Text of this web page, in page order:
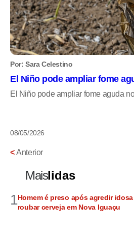
Por: Sara Celestino
El Niño pode ampliar fome
El Niño pode ampliar fome aguda
08/05/2026
<Anterior
Maislidas
1Homem é preso após agredir
roubar cerveja em Nova Iguaçu